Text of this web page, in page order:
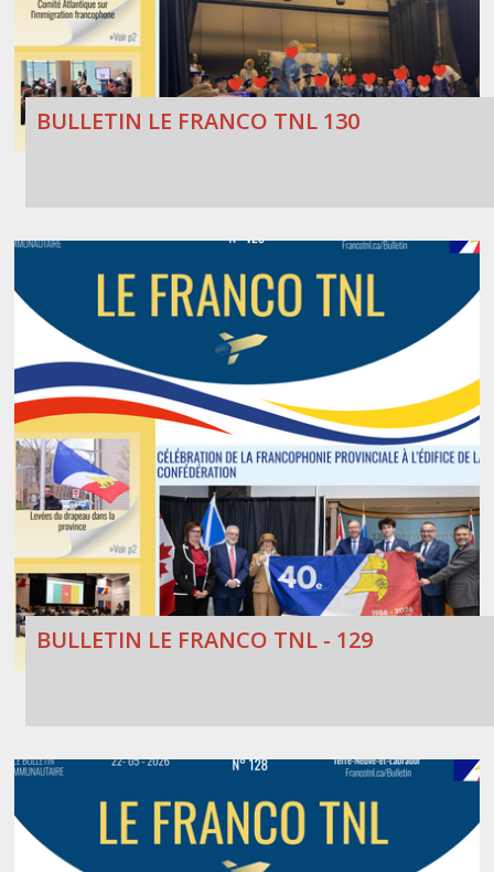
BULLETIN LE FRANCO TNL 130
BULLETIN LE FRANCO TNL - 129